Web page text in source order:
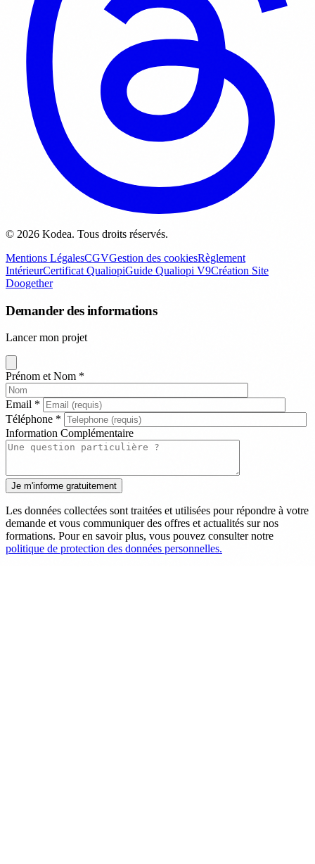
© 2026 Kodea. Tous droits réservés.
Mentions LégalesCGVGestion des cookiesRèglement
IntérieurCertificat QualiopiGuide Qualiopi V9Création Site
Doogether
Demander des informations
Lancer mon projet
Prénom et Nom *
Email *
Téléphone *
Information Complémentaire
Les données collectées sont traitées et utilisées pour répondre à votre
demande et vous communiquer des offres et actualités sur nos
formations. Pour en savoir plus, vous pouvez consulter notre
politique de protection des données personnelles.